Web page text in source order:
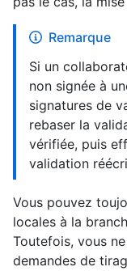
Remarque
Si un
non signée à
signatures de
rebaser la
vérifiée, puis
validation
Vous pouvez
locales à la
Toutefois, vous
demandes de